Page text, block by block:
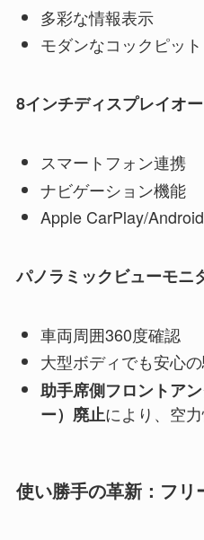
多彩な情報表示
モダンなコックピット
8インチディスプレイオ
スマートフォン連携
ナビゲーション機能
Apple CarPlay/
パノラミックビューモニ
車両周囲360度確認
大型ボディでも安心
助手席側フロントア
ー）廃止により、空
使い勝手の革新：フ